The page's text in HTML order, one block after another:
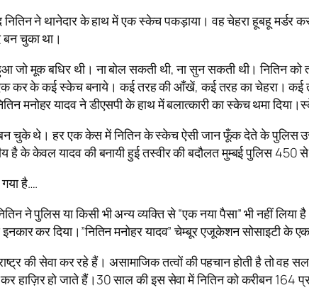
नितिन ने थानेदार के हाथ में एक स्केच पकड़ाया। वह चेहरा हूबहू
बन चुका था।
मूक बधिर थी। ना बोल सकती थी, ना सुन सकती थी। नितिन को
कर के कई स्केच बनाये। कई तरह की आँखें, कई तरह का चेहरा। कई
मनोहर यादव ने डीएसपी के हाथ में बलात्कारी का स्केच थमा
बन चुके थे। हर एक केस में नितिन के स्केच ऐसी जान फूँक देते के पुलिस
केवल यादव की बनायी हुई तस्वीर की बदौलत मुम्बई पुलिस 450 से
है….
ने पुलिस या किसी भी अन्य व्यक्ति से “एक नया पैसा” भी नहीं
कर दिया।”नितिन मनोहर यादव” चेम्बूर एजूकेशन सोसाइटी
की सेवा कर रहे हैं। असामाजिक तत्वों की पहचान होती है तो वह
हो जाते हैं।30 साल की इस सेवा में नितिन को करीबन 164